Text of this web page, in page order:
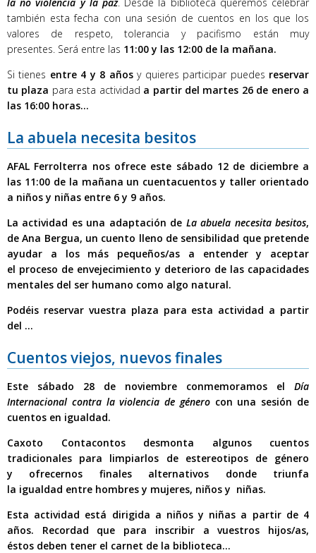
también esta fecha con una sesión de cuentos en los que los
valores de respeto, tolerancia y pacifismo están muy
presentes. Será entre las 11:00 y las 12:00 de la mañana.
Si tienes entre 4 y 8 añosy quieres participar puedes reservar
tu plaza para esta actividad a partir del martes 26 de enero a
las 16:00 horas...
La abuela necesita besitos
AFAL Ferrolterra nos ofrece este sábado 12 de diciembre a
las 11:00 de la mañana un cuentacuentos y taller orientado
a niños y niñas entre 6 y 9 años.
La actividad es una adaptación de La abuela necesita besitos,
de Ana Bergua, un cuento lleno de sensibilidad que pretende
ayudar a los más pequeños/as a entender y aceptar
el proceso de envejecimiento y deterioro de las capacidades
mentales del ser humano como algo natural.
Podéis reservar vuestra plaza para esta actividad a partir
del ...
Cuentos viejos, nuevos finales
Este sábado 28 de noviembre conmemoramos el Día
Internacional contra la violencia de génerocon una sesión de
cuentos en igualdad.
Caxoto Contacontos desmonta algunos cuentos
tradicionales para limpiarlos de estereotipos de género
y ofrecernos finales alternativos donde triunfa
la igualdad entre hombres y mujeres, niños y niñas.
Esta actividad está dirigida a niños y niñas a partir de 4
años. Recordad que para inscribir a vuestros hijos/as,
éstos deben tener el carnet de la biblioteca...